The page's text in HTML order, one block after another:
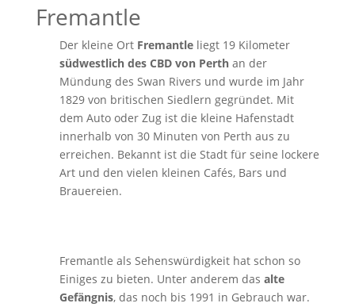
Fremantle
Der kleine Ort Fremantleliegt 19 Kilometer
südwestlich des CBD von Perthan der
Mündung des Swan Rivers und wurde im Jahr
1829 von britischen Siedlern gegründet. Mit
dem Auto oder Zug ist die kleine Hafenstadt
innerhalb von 30 Minuten von Perth aus zu
erreichen. Bekannt ist die Stadt für seine lockere
Art und den vielen kleinen Cafés, Bars und
Brauereien.
Fremantle als Sehenswürdigkeit hat schon so
Einiges zu bieten. Unter anderem das alte
Gefängnis, das noch bis 1991 in Gebrauch war.